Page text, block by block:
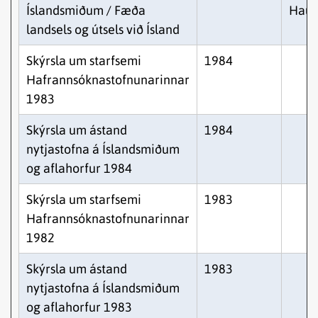
Íslandsmiðum / Fæða
landsels og útsels við Ísland
Skýrsla um starfsemi
Hafrannsóknastofnunarinnar
1983
1984
Skýrsla um ástand
nytjastofna á Íslandsmiðum
og aflahorfur 1984
1984
Skýrsla um starfsemi
Hafrannsóknastofnunarinnar
1982
1983
Skýrsla um ástand
nytjastofna á Íslandsmiðum
og aflahorfur 1983
1983